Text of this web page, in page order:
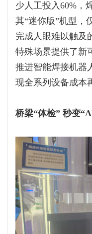
少人工投入60%，
其“迷你版”机型，
完成人眼难以触及
特殊场景提供了新
推进智能焊接机器
现全系列设备成本
桥梁“体检” 秒变